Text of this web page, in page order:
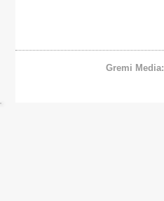
Gremi Media: